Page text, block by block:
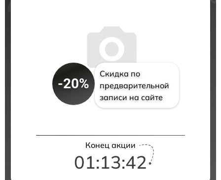
-20%
Скидка по
предварительной
записи на сайте
Конец акции
01:13:41